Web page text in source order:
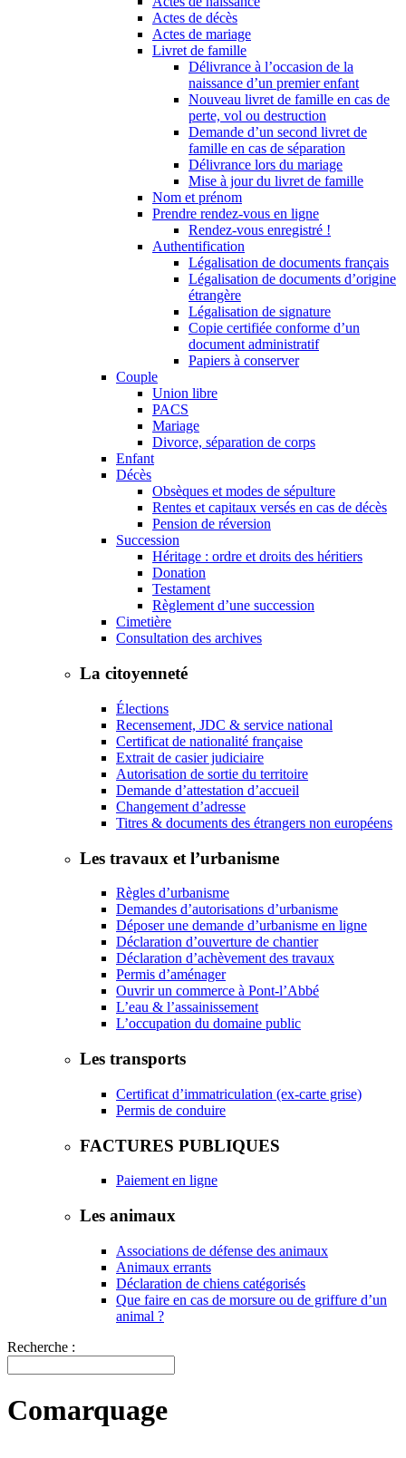
Actes de décès
Actes de mariage
Livret de famille
Délivrance à l’occasion de la
naissance d’un premier enfant
Nouveau livret de famille en cas de
perte, vol ou destruction
Demande d’un second livret de
famille en cas de séparation
Délivrance lors du mariage
Mise à jour du livret de famille
Nom et prénom
Prendre rendez-vous en ligne
Rendez-vous enregistré !
Authentification
Légalisation de documents français
Légalisation de documents d’origine
étrangère
Légalisation de signature
Copie certifiée conforme d’un
document administratif
Papiers à conserver
Couple
Union libre
PACS
Mariage
Divorce, séparation de corps
Enfant
Décès
Obsèques et modes de sépulture
Rentes et capitaux versés en cas de décès
Pension de réversion
Succession
Héritage : ordre et droits des héritiers
Donation
Testament
Règlement d’une succession
Cimetière
Consultation des archives
La citoyenneté
Élections
Recensement, JDC & service national
Certificat de nationalité française
Extrait de casier judiciaire
Autorisation de sortie du territoire
Demande d’attestation d’accueil
Changement d’adresse
Titres & documents des étrangers non européens
Les travaux et l’urbanisme
Règles d’urbanisme
Demandes d’autorisations d’urbanisme
Déposer une demande d’urbanisme en ligne
Déclaration d’ouverture de chantier
Déclaration d’achèvement des travaux
Permis d’aménager
Ouvrir un commerce à Pont-l’Abbé
L’eau & l’assainissement
L’occupation du domaine public
Les transports
Certificat d’immatriculation (ex-carte grise)
Permis de conduire
FACTURES PUBLIQUES
Paiement en ligne
Les animaux
Associations de défense des animaux
Animaux errants
Déclaration de chiens catégorisés
Que faire en cas de morsure ou de griffure d’un
animal ?
Recherche :
Comarquage